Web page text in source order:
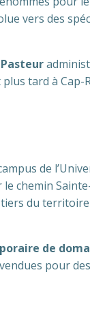
vers des
tard à Cap-
de
chemin
du territoire
de
pour